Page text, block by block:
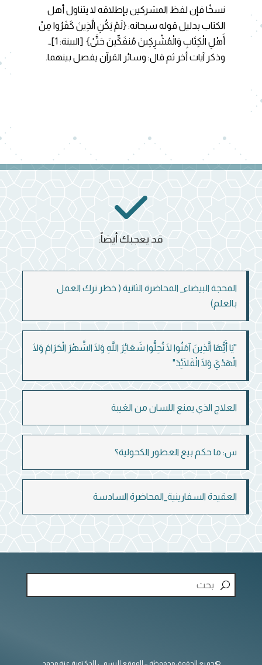
نسخًا فإن لفظ المشركين بإطلاقه لا يتناول أهل
الكتاب بدليل قوله سبحانه: {لَمْ يَكُنِ الَّذِينَ كَفَرُوا مِنْ
أَهْلِ الْكِتَابِ وَالْمُشْرِكِينَ مُنفَكِّينَ حَتَّىٰ}
[البينة: 1]…
وذكر آيات أخر ثم قال: وسائر القرآن يفصل بينهما.
المحجة البيضاء_ المحاضرة الثانية ( خطر ترك العمل
بالعلم)
"يَا أَيُّهَا الَّذِينَ آمَنُوا لَا تُحِلُّوا شَعَائِرَ اللَّهِ وَلَا الشَّهْرَ الْحَرَامَ وَلَا
الْهَدْيَ وَلَا الْقَلَائِدَ"
العلاج الذي يمنع اللسان من الغيبة
س: ما حكم بيع العطور الكحولية؟
العقيدة السفارينية_المحاضرة السادسة
قد يعجبك أيضاً: